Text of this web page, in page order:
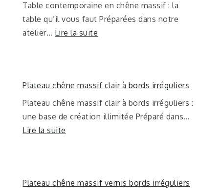
Table contemporaine en chêne massif : la
table qu’il vous faut Préparées dans notre
atelier… Lire la suite
Plateau chêne massif clair à bords irréguliers
Plateau chêne massif clair à bords irréguliers :
une base de création illimitée Préparé dans…
Lire la suite
Plateau chêne massif vernis bords irréguliers